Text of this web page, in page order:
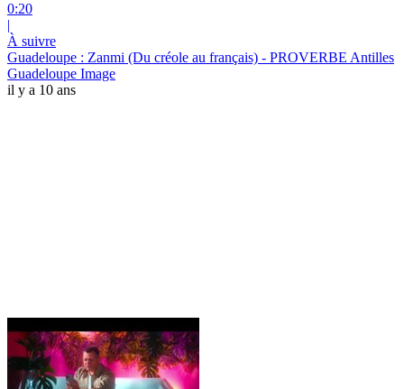
0:20
|
À suivre
Guadeloupe : Zanmi (Du créole au français) - PROVERBE Antilles
Guadeloupe Image
il y a 10 ans